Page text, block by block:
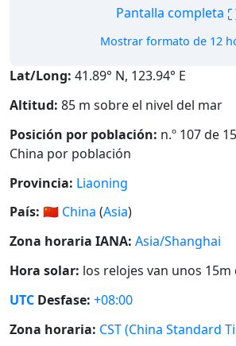
Pantalla completa
Mostrar formato de 12
Lat/Long: 41.89° N, 123.94° E
Altitud: 85 m sobre el nivel del mar
Posición por población: n.º 107 de
China por población
Provincia: Liaoning
País: 🇨🇳 China (Asia)
Zona horaria IANA: Asia/Shanghai
Hora solar: los relojes van unos 15m
UTC Desfase: +08:00
Zona horaria: CST (China Standard